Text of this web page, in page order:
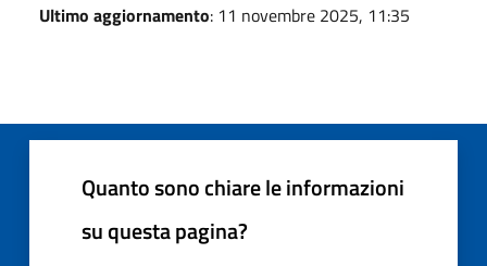
Ultimo aggiornamento: 11 novembre 2025, 11:35
Quanto sono chiare le informazioni
su questa pagina?